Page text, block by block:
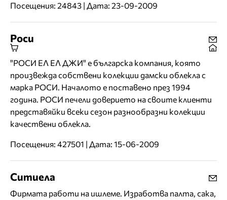
Посещения: 24843 | Дата: 23-09-2009
Роси
"РОСИ ЕЛ ЕЛ ДЖИ" е българска компания, която
произвежда собствени колекции дамски облекла с
марка РОСИ. Началото е поставено през 1994
година. РОСИ печели доверието на своите клиенти
представяйки всеки сезон разнообразни колекции
качествени облекла.
Посещения: 427501 | Дата: 15-06-2009
Ситиела
Фирмата работи на ишлеме. Изработва палта, сака,